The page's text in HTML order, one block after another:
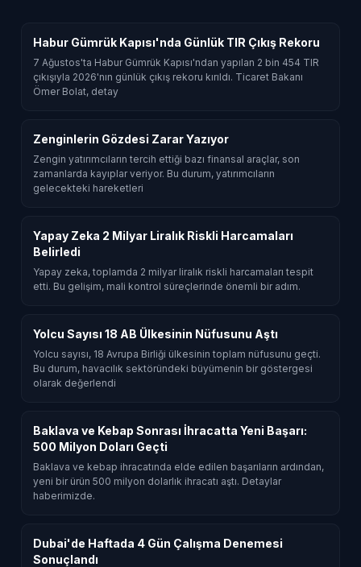
Habur Gümrük Kapısı'nda Günlük TIR Çıkış Rekoru
7 Ağustos'ta Habur Gümrük Kapısı'ndan yapılan 2 bin 454 TIR
çıkışıyla 2026'nın günlük çıkış rekoru kırıldı. Ticaret Bakanı
Ömer Bolat, detay
Zenginlerin Gözdesi Zarar Yazıyor
Zengin yatırımcıların tercih ettiği bazı finansal araçlar, son
zamanlarda kayıplar veriyor. Bu durum, yatırımcıların
gelecekteki hareketleri
Yapay Zeka 2 Milyar Liralık Riskli Harcamaları
Belirledi
Yapay zeka, toplamda 2 milyar liralık riskli harcamaları tespit
etti. Bu gelişim, mali kontrol süreçlerinde önemli bir adım.
Yolcu Sayısı 18 AB Ülkesinin Nüfusunu Aştı
Yolcu sayısı, 18 Avrupa Birliği ülkesinin toplam nüfusunu geçti.
Bu durum, havacılık sektöründeki büyümenin bir göstergesi
olarak değerlendi
Baklava ve Kebap Sonrası İhracatta Yeni Başarı:
500 Milyon Doları Geçti
Baklava ve kebap ihracatında elde edilen başarıların ardından,
yeni bir ürün 500 milyon dolarlık ihracatı aştı. Detaylar
haberimizde.
Dubai'de Haftada 4 Gün Çalışma Denemesi
Sonuçlandı